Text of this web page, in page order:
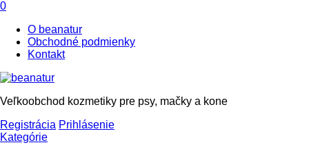
0
O beanatur
Obchodné podmienky
Kontakt
Veľkoobchod kozmetiky pre psy, mačky a kone
Registrácia Prihlásenie
Kategórie